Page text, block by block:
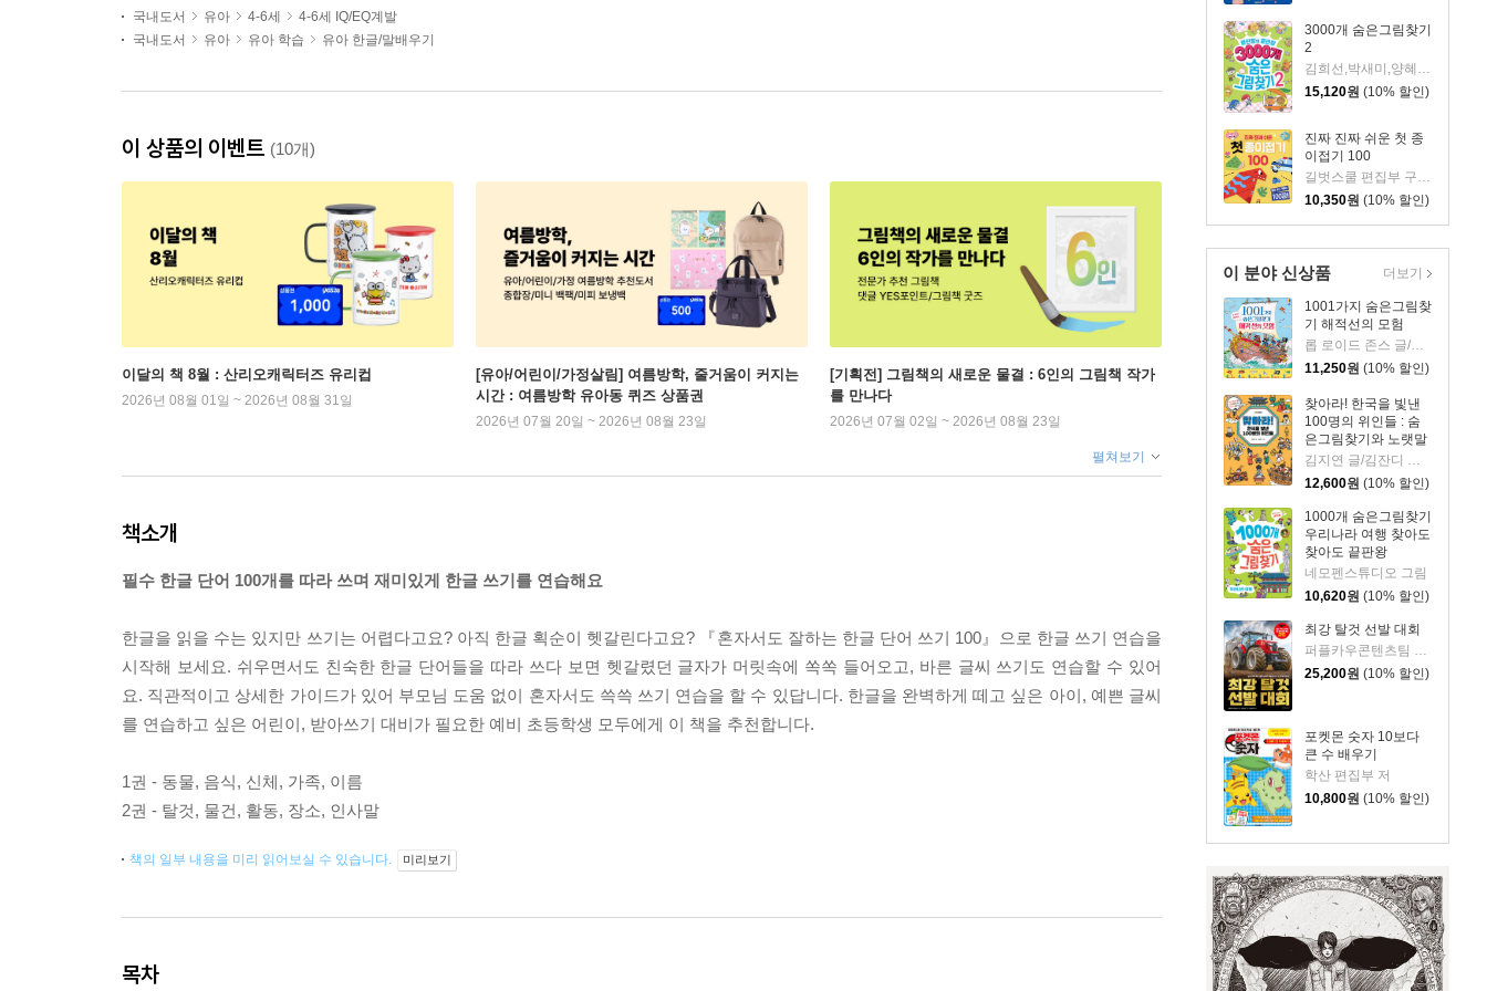
3000개 숨은그림찾기
2
15,120원 (10% 할인)
진짜 진짜 쉬운 첫 종
이접기 100
10,350원 (10% 할인)
이 분야 신상품
1001가지 숨은그림찾
기 해적선의 모험
11,250원 (10% 할인)
찾아라! 한국을 빛낸
100명의 위인들 : 숨
은그림찾기와 노랫말
로 만나는 한국사 이
12,600원 (10% 할인)
1000개 숨은그림찾기
우리나라 여행 찾아도
찾아도 끝판왕
네모펜스튜디오 그림
10,620원 (10% 할인)
최강 탈것 선발 대회
25,200원 (10% 할인)
포켓몬 숫자 10보다
큰 수 배우기
학산 편집부 저
10,800원 (10% 할인)
더보기
국내도서 유아 4-6세
4-6세 IQ/EQ계발
국내도서
유아 유아 학습 유아 한글/말배우기
이 상품의 이벤트 (10개)
이달의 책 8월 : 산리오캐릭터즈 유리컵
2026년 08월 01일 ~ 2026년 08월 31일
[유아/어린이/가정살림] 여름방학, 줄거움이 커지는
시간 : 여름방학 유아동 퀴즈 상품권
2026년 07월 20일 ~ 2026년 08월 23일
[기획전] 그림책의 새로운 물결 : 6인의 그림책 작가
를 만나다
2026년 07월 02일 ~ 2026년 08월 23일
펼쳐보기
책소개
필수 한글 단어 100개를 따라 쓰며 재미있게 한글 쓰기를 연습해요
한글을 읽을 수는 있지만 쓰기는 어렵다고요? 아직 한글 획순이 헷갈린다고요? 『혼자서도 잘하는 한글 단어 쓰기 100』으로 한글 쓰기 연습을
시작해 보세요. 쉬우면서도 친숙한 한글 단어들을 따라 쓰다 보면 헷갈렸던 글자가 머릿속에 쏙쏙 들어오고, 바른 글씨 쓰기도 연습할 수 있어
요. 직관적이고 상세한 가이드가 있어 부모님 도움 없이 혼자서도 쓱쓱 쓰기 연습을 할 수 있답니다. 한글을 완벽하게 떼고 싶은 아이, 예쁜 글씨
를 연습하고 싶은 어린이, 받아쓰기 대비가 필요한 예비 초등학생 모두에게 이 책을 추천합니다.
1권 - 동물, 음식, 신체, 가족, 이름
2권 - 탈것, 물건, 활동, 장소, 인사말
책의 일부 내용을 미리 읽어보실 수 있습니다. 미리보기
목차